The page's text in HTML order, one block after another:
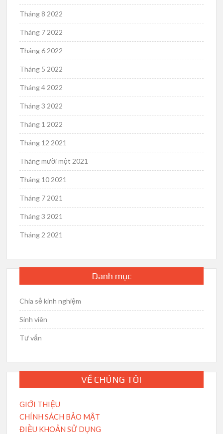
Tháng 8 2022
Tháng 7 2022
Tháng 6 2022
Tháng 5 2022
Tháng 4 2022
Tháng 3 2022
Tháng 1 2022
Tháng 12 2021
Tháng mười một 2021
Tháng 10 2021
Tháng 7 2021
Tháng 3 2021
Tháng 2 2021
Danh mục
Chia sẻ kinh nghiệm
Sinh viên
Tư vấn
VỀ CHÚNG TÔI
GIỚI THIỆU
CHÍNH SÁCH BẢO MẬT
ĐIỀU KHOẢN SỬ DỤNG